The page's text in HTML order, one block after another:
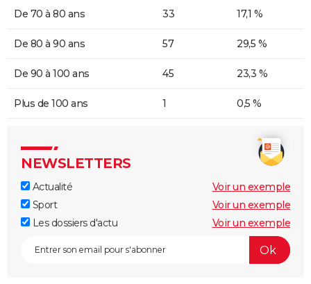
De 70 à 80 ans 33 17,1 %
De 80 à 90 ans 57 29,5 %
De 90 à 100 ans 45 23,3 %
Plus de 100 ans 1 0,5 %
NEWSLETTERS
Actualité
Voir un exemple
Sport
Voir un exemple
Les dossiers d'actu
Voir un exemple